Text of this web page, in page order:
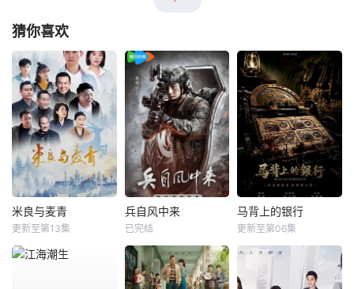
猜你喜欢
米良与麦青
更新至第13集
兵自风中来
已完结
马背上的银行
更新至第06集